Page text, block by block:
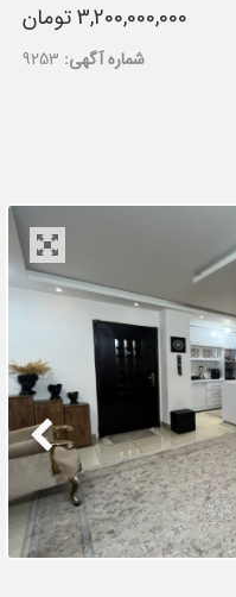
3,200,000,000 تومان
شماره آگهی: 9253